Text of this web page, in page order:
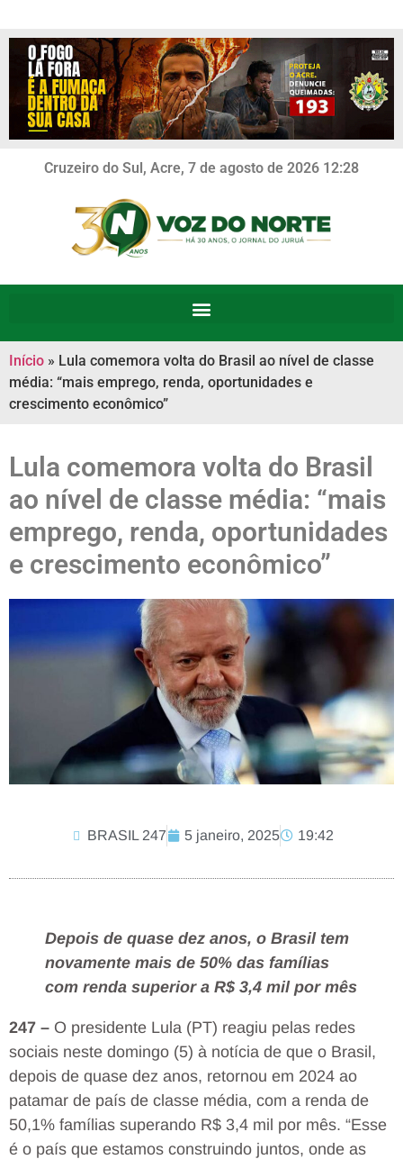
Cruzeiro do Sul, Acre, 7 de agosto de 2026 12:28
Início » Lula comemora volta do Brasil ao nível de classe
média: “mais emprego, renda, oportunidades e
crescimento econômico”
Lula comemora volta do Brasil
ao nível de classe média: “mais
emprego, renda, oportunidades
e crescimento econômico”
BRASIL 247 5 janeiro, 2025 19:42
Depois de quase dez anos, o Brasil tem
novamente mais de 50% das famílias
com renda superior a R$ 3,4 mil por mês
247 – O presidente Lula (PT) reagiu pelas redes
sociais neste domingo (5) à notícia de que o Brasil,
depois de quase dez anos, retornou em 2024 ao
patamar de país de classe média, com a renda de
50,1% famílias superando R$ 3,4 mil por mês. “Esse
é o país que estamos construindo juntos, onde as